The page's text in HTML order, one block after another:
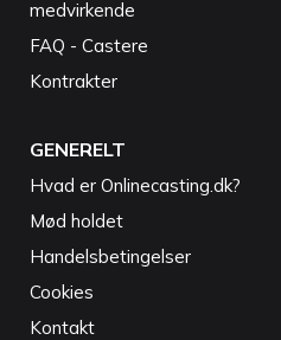
medvirkende
FAQ - Castere
Kontrakter
GENERELT
Hvad er Onlinecasting.dk?
Mød holdet
Handelsbetingelser
Cookies
Kontakt